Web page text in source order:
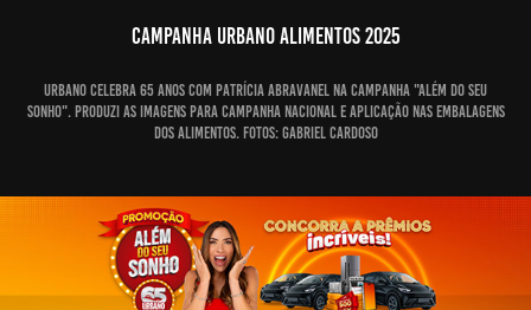
CAMPANHA URBANO ALIMENTOS 2025
Urbano celebra 65 anos com Patrícia Abravanel na campanha "Além do seu
sonho". PRODUZI AS IMAGENS PARA CAMPANHA NACIONAL E APLICAÇão nas embalagens
dos alimentos. fotos: gabriel cardoso